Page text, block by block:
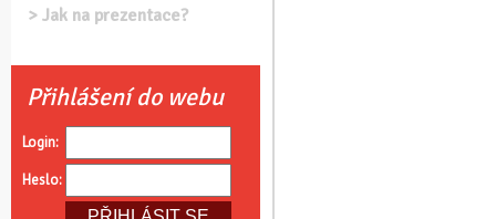
> Jak na prezentace?
Přihlášení do webu
Login:
Heslo: